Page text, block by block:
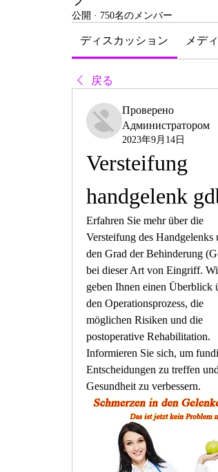
公開 · 750名のメンバー
ディスカッション メデ
戻る
Проверено
Администратором
2023年9月14日
Versteifung
handgelenk
Erfahren Sie mehr über die
Versteifung des Handgelenks
den Grad der Behinderung
bei dieser Art von Eingriff.
geben Ihnen einen Überblick
den Operationsprozess, die
möglichen Risiken und die
postoperative Rehabilitation.
Informieren Sie sich, um
Entscheidungen zu treffen
Gesundheit zu verbessern.